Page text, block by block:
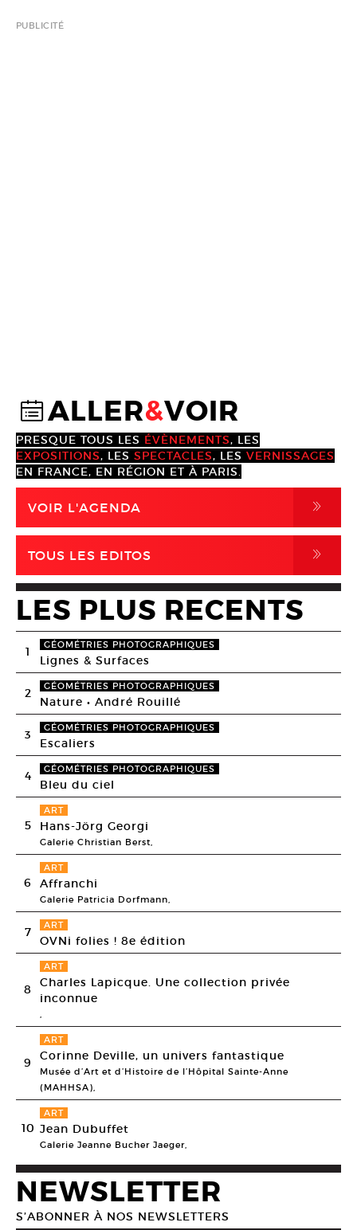
PUBLICITÉ
@ALLER&VOIR
PRESQUE TOUS LES ÉVÈNEMENTS, LES
EXPOSITIONS, LES SPECTACLES, LES VERNISSAGES
EN FRANCE, EN RÉGION ET À PARIS.
VOIR L'AGENDA ,
TOUS LES EDITOS ,
LES PLUS RECENTS
1 GÉOMÉTRIES PHOTOGRAPHIQUES
Lignes & Surfaces
2 GÉOMÉTRIES PHOTOGRAPHIQUES
Nature • André Rouillé
3 GÉOMÉTRIES PHOTOGRAPHIQUES
Escaliers
4 GÉOMÉTRIES PHOTOGRAPHIQUES
Bleu du ciel
5
ART
Hans-Jörg Georgi
Galerie Christian Berst,
6
ART
Affranchi
Galerie Patricia Dorfmann,
7 ART
OVNi folies ! 8e édition
8
ART
Charles Lapicque. Une collection privée
inconnue
,
9
ART
Corinne Deville, un univers fantastique
Musée d’Art et d’Histoire de l’Hôpital Sainte-Anne
(MAHHSA),
10
ART
Jean Dubuffet
Galerie Jeanne Bucher Jaeger,
NEWSLETTER
S’ABONNER À NOS NEWSLETTERS